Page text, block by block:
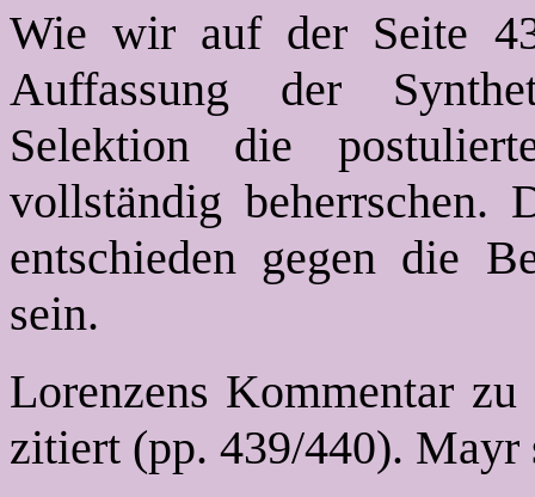
Wie wir auf der Seite
Auffassung der
Selektion die
vollständig beherrschen.
entschieden gegen die
sein.
Lorenzens Kommentar
zitiert (pp. 439/440). Mayr